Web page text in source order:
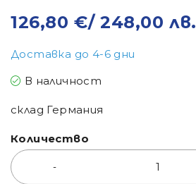
126,80€/ 248,00 лв.
Доставка до 4-6 дни
В наличност
склад Германия
Количество